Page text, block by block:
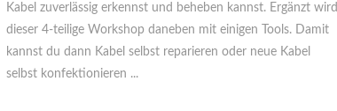
Kabel zuverlässig erkennst und beheben kannst. Ergänzt wird
dieser 4-teilige Workshop daneben mit einigen Tools. Damit
kannst du dann Kabel selbst reparieren oder neue Kabel
selbst konfektionieren ...